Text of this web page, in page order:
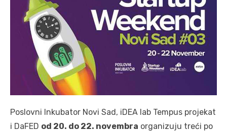
Poslovni Inkubator Novi Sad, iDEA lab Tempus projekat
i DaFED od 20. do 22. novembra organizuju treći po